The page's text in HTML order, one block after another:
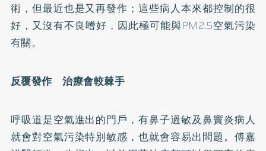
術，但最近也是又再發作；這些病人本來都控制的很
好，又沒有不良嗜好，因此極可能與PM2.5空氣污染
有關。
反覆發作 治療會較棘手
呼吸道是空氣進出的門戶，有鼻子過敏及鼻竇炎病人
就會對空氣污染特別敏感，也就會容易出問題。傅嘉